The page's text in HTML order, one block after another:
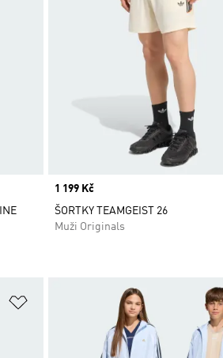
Price
1 199 Kč
ŠORTKY TEAMGEIST 26
Muži Originals
Přidat do seznamu přání